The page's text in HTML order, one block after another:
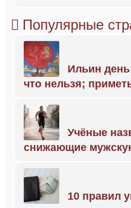
Популярные
Ильин
что нельзя;
Учёные
снижающие
10 правил